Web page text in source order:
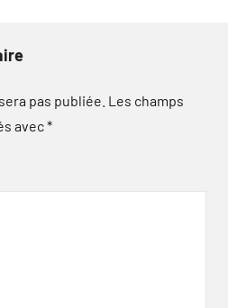
pas publiée. Les champs
avec*